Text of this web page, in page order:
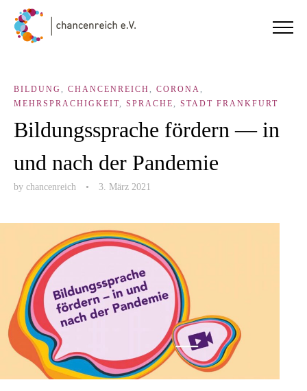
BILDUNG , CHANCENREICH , CORONA,
MEHRSPRACHIGKEIT, SPRACHE, STADT FRANKFURT
Bildungssprache fördern — in
und nach der Pandemie
by chancenreich • 3. März 2021